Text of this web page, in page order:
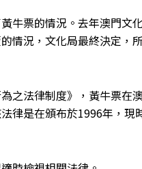
牛票的情況。去年澳門文
情況，文化局最終決定，
之法律制度》，黃牛票在
律是在頒布於1996年，